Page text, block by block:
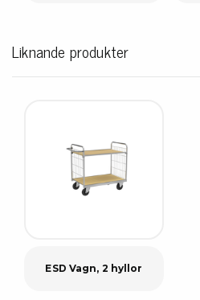
Liknande produkter
ESD Vagn, 2 hyllor